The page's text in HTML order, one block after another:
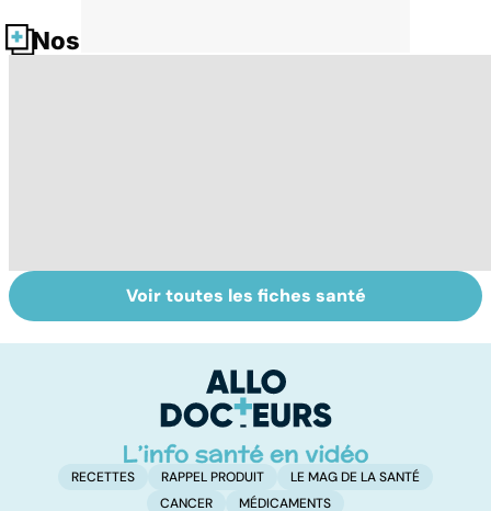
Nos fiches santé
Violences
sexuelles :
Vivre après un
cancer
Voir toutes les fiches santé
RECETTES RAPPEL PRODUIT
LE MAG DE LA SANTÉ
CANCER
MÉDICAMENTS